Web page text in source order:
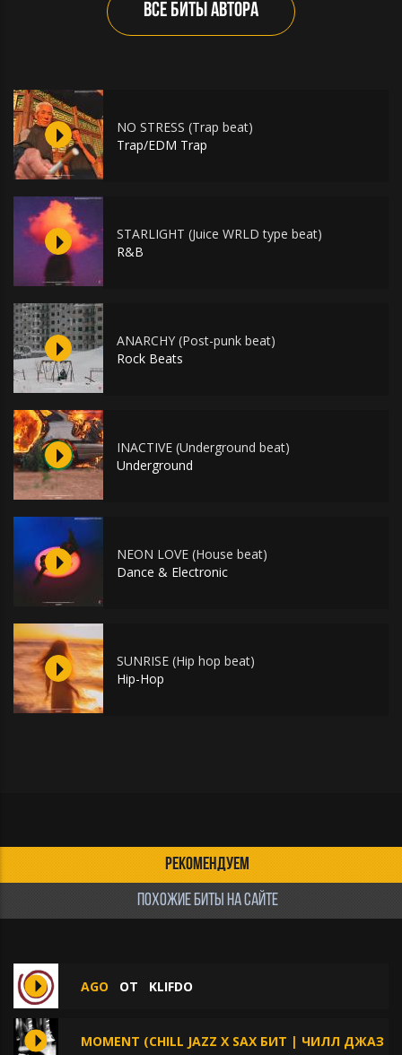
ВСЕ БИТЫ АВТОРА
NO STRESS (Trap beat)
Trap/EDM Trap
STARLIGHT (Juice WRLD type beat)
R&B
ANARCHY (Post-punk beat)
Rock Beats
INACTIVE (Underground beat)
Underground
NEON LOVE (House beat)
Dance & Electronic
SUNRISE (Hip hop beat)
Hip-Hop
РЕКОМЕНДУЕМ
ПОХОЖИЕ БИТЫ НА САЙТЕ
AGO ОТ KLIFDO
MOMENT (CHILL JAZZ X SAX БИТ | ЧИЛЛ ДЖАЗ